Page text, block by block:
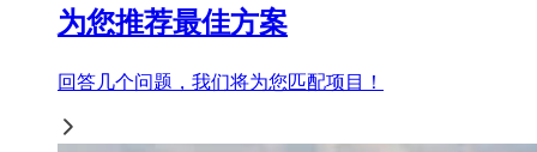
为您推荐最佳方案
回答几个问题，我们将为您匹配项目！